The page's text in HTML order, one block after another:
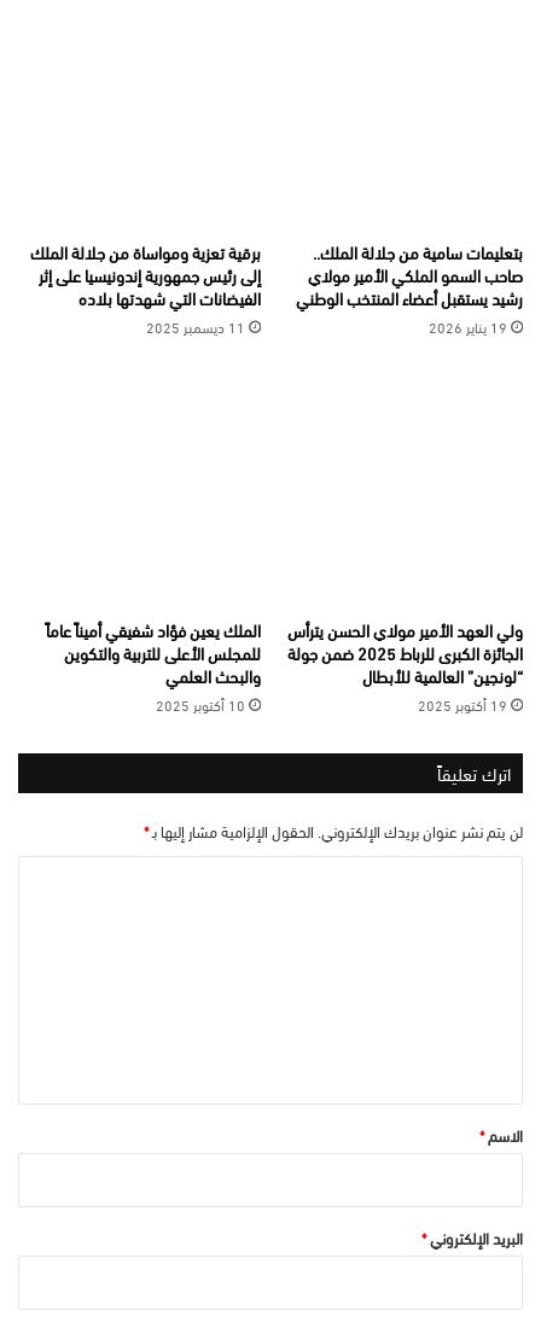
بتعليمات سامية من جلالة الملك..
صاحب السمو الملكي الأمير مولاي
رشيد يستقبل أعضاء المنتخب الوطني
19 يناير 2026
برقية تعزية ومواساة من جلالة الملك
إلى رئيس جمهورية إندونيسيا على إثر
الفيضانات التي شهدتها بلاده
11 ديسمبر 2025
ولي العهد الأمير مولاي الحسن يترأس
الجائزة الكبرى للرباط 2025 ضمن جولة
“لونجين” العالمية للأبطال
19 أكتوبر 2025
الملك يعين فؤاد شفيقي أميناً عاماً
للمجلس الأعلى للتربية والتكوين
والبحث العلمي
10 أكتوبر 2025
اترك تعليقاً
لن يتم نشر عنوان بريدك الإلكتروني. الحقول الإلزامية مشار إليها بـ*
*الاسم*
البريد الإلكتروني*